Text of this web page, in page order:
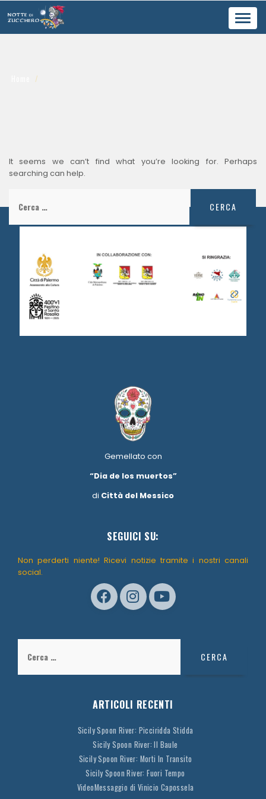
It seems we can’t find what you’re looking for. Perhaps
searching can help.
per:
Gemellato con
“Dia de los muertos”
di Città del Messico
SEGUICI SU:
Non perderti niente! Ricevi notizie tramite i nostri canali
social.
per:
ARTICOLI RECENTI
Sicily Spoon River: Picciridda Stidda
Sicily Spoon River: Il Baule
Sicily Spoon River: Morti In Transito
Sicily Spoon River: Fuori Tempo
VideoMessaggio di Vinicio Capossela